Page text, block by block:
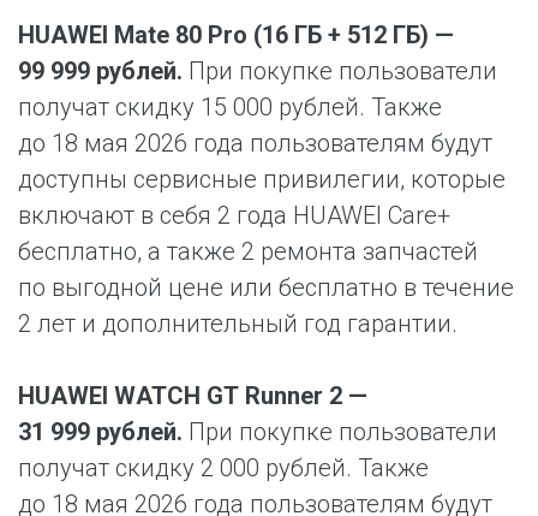
HUAWEI Mate 80 Pro (16 ГБ + 512 ГБ) —
99 999 рублей. При покупке пользователи
получат скидку 15 000 рублей. Также
до 18 мая 2026 года пользователям будут
доступны сервисные привилегии, которые
включают в себя 2 года HUAWEI Care+
бесплатно, а также 2 ремонта запчастей
по выгодной цене или бесплатно в течение
2 лет и дополнительный год гарантии.
HUAWEI WATCH GT Runner 2 —
31 999 рублей. При покупке пользователи
получат скидку 2 000 рублей. Также
до 18 мая 2026 года пользователям будут